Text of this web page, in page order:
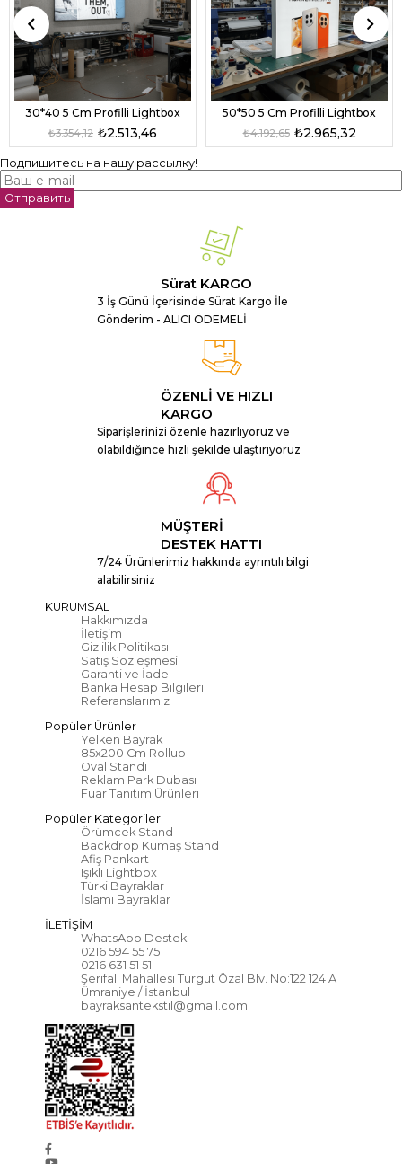
30*40 5 Cm Profilli Lightbox
₺2.513,46
₺3.354,12
50*50 5 Cm Profilli Lightbox
₺2.965,32
₺4.192,65
Подпишитесь на нашу рассылку!
Отправить
Sürat KARGO
3 İş Günü İçerisinde Sürat Kargo İle
Gönderim - ALICI ÖDEMELİ
ÖZENLİ VE HIZLI
KARGO
Siparişlerinizi özenle hazırlıyoruz ve
olabildiğince hızlı şekilde ulaştırıyoruz
MÜŞTERİ
DESTEK HATTI
7/24 Ürünlerimiz hakkında ayrıntılı bilgi
alabilirsiniz
KURUMSAL
Hakkımızda
İletişim
Gizlilik Politikası
Satış Sözleşmesi
Garanti ve İade
Banka Hesap Bilgileri
Referanslarımız
Popüler Ürünler
Yelken Bayrak
85x200 Cm Rollup
Oval Standı
Reklam Park Dubası
Fuar Tanıtım Ürünleri
Popüler Kategoriler
Örümcek Stand
Backdrop Kumaş Stand
Afiş Pankart
Işıklı Lightbox
Türki Bayraklar
İslami Bayraklar
İLETİŞİM
WhatsApp Destek
0216 594 55 75
0216 631 51 51
Şerifali Mahallesi Turgut Özal Blv. No:122 124 A
Ümraniye / İstanbul
bayraksantekstil@gmail.com